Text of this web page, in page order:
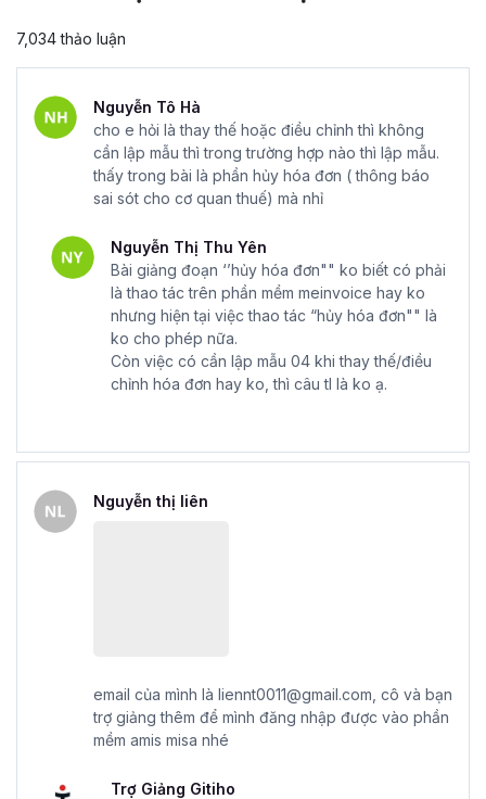
7,034 thảo luận
Nguyễn Tô Hà
cho e hỏi là thay thế hoặc điều chỉnh thì không
cần lập mẫu thì trong trường hợp nào thì lập mẫu.
thấy trong bài là phần hủy hóa đơn ( thông báo
sai sót cho cơ quan thuế) mà nhỉ
Nguyễn Thị Thu Yên
Bài giảng đoạn ‘’hủy hóa đơn"" ko biết có phải
là thao tác trên phần mềm meinvoice hay ko
nhưng hiện tại việc thao tác “hủy hóa đơn"" là
ko cho phép nữa.
Còn việc có cần lập mẫu 04 khi thay thế/điều
chỉnh hóa đơn hay ko, thì câu tl là ko ạ.
Nguyễn thị liên
email của mình là liennt0011@gmail.com, cô và bạn
trợ giảng thêm để mình đăng nhập được vào phần
mềm amis misa nhé
Trợ Giảng Gitiho